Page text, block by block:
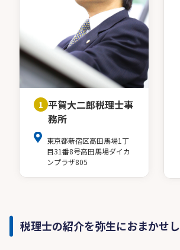
1 平賀大二郎税理士事
務所
東京都新宿区高田馬場1丁
目31番8号高田馬場ダイカ
ンプラザ805
税理士の紹介を弥生におまかせ